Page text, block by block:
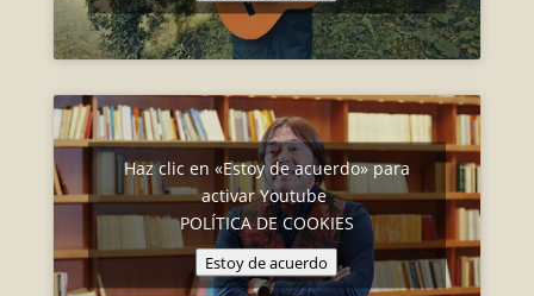
Haz clic en «Estoy de acuerdo» para
activar Youtube
POLÍTICA DE COOKIES
Estoy de acuerdo